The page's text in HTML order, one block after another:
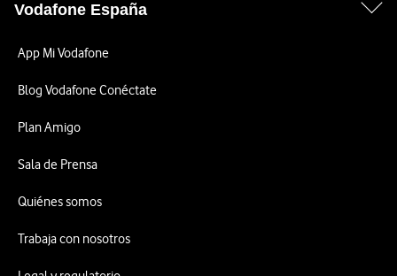
Vodafone España
App Mi Vodafone
Blog Vodafone Conéctate
Plan Amigo
Sala de Prensa
Quiénes somos
Trabaja con nosotros